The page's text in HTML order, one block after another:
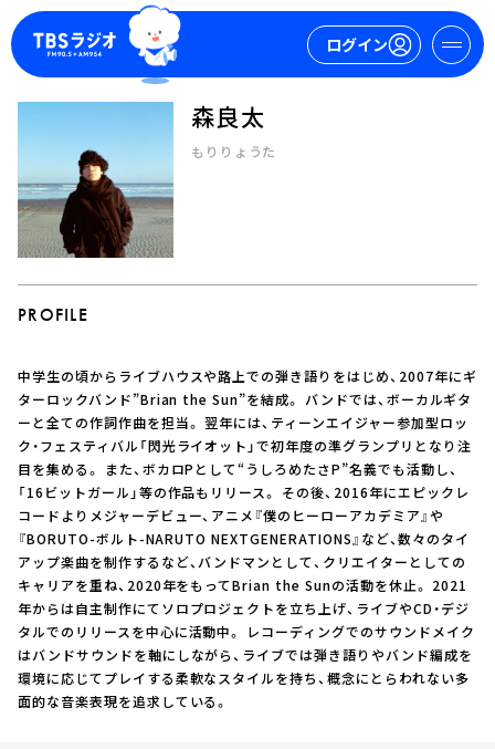
ログイン
ログイン
今日の番組表
週間番組表
トピックス
TBS Podcast
お知らせ
イベント・グッズ
YouTube
会社情報
森良太
もりりょうた
PROFILE
中学生の頃からライブハウスや路上での弾き語りをはじめ、2007年にギ
ターロックバンド”Brian the Sun”を結成。 バンドでは、ボーカルギタ
ーと全ての作詞作曲を担当。 翌年には、ティーンエイジャー参加型ロッ
ク・フェスティバル「閃光ライオット」で初年度の準グランプリとなり注
目を集める。 また、ボカロPとして“うしろめたさP”名義でも活動し、
「16ビットガール」等の作品もリリース。 その後、2016年にエピックレ
コードよりメジャーデビュー、アニメ『僕のヒーローアカデミア』や
『BORUTO-ボルト-NARUTO NEXTGENERATIONS』など、数々のタイ
アップ楽曲を制作するなど、バンドマンとして、クリエイターとしての
キャリアを重ね、2020年をもってBrian the Sunの活動を休止。 2021
年からは自主制作にてソロプロジェクトを立ち上げ、ライブやCD・デジ
タルでのリリースを中心に活動中。 レコーディングでのサウンドメイク
はバンドサウンドを軸にしながら、ライブでは弾き語りやバンド編成を
環境に応じてプレイする柔軟なスタイルを持ち、概念にとらわれない多
面的な音楽表現を追求している。